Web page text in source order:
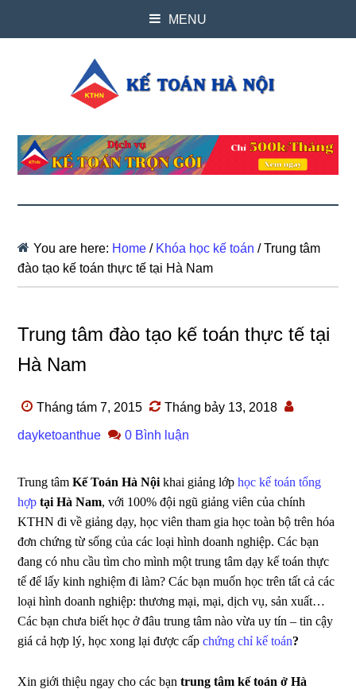
MENU
You are here: Home / Khóa học kế toán /Trung tâm
đào tạo kế toán thực tế tại Hà Nam
Trung tâm đào tạo kế toán thực tế tại
Hà Nam
Tháng tám 7, 2015 Tháng bảy 13, 2018
dayketoanthue 0 Bình luận
Trung tâmKế Toán Hà Nội khai giảng lớphọc kế toán tổng
hợp tại Hà Nam, với 100% đội ngũ giảng viên của chính
KTHN đi về giảng dạy, học viên tham gia học toàn bộ trên hóa
đơn chứng từ sống của các loại hình doanh nghiệp. Các bạn
đang có nhu cầu tìm cho mình một trung tâm dạy kế toán thực
tế để lấy kinh nghiệm đi làm? Các bạn muốn học trên tất cả các
loại hình doanh nghiệp: thương mại, mại, dịch vụ, sản xuất…
Các bạn chưa biết học ở đâu trung tâm nào vừa uy tín – tin cậy
giá cả hợp lý, học xong lại được cấpchứng chỉ kế toán?
Xin giới thiệu ngay cho các bạntrung tâm kế toán ở Hà